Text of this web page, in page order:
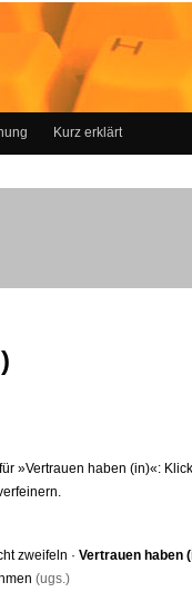
Kurz erklärt
»Vertrauen haben (in)«:
zweifeln · Vertrauen haben
(ugs.)